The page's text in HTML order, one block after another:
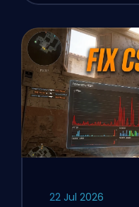
22 Jul 2026